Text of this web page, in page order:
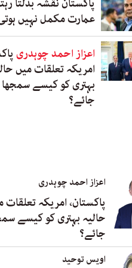
پاکستان نقشہ بدلتا
عمارت مکمل نہیں
اعزاز احمد چوہدری
امریکہ تعلقات میں
بہتری کو کیسے سمجھا
جائے؟
اعزاز احمد چوہدری
پاکستان، امریکہ تعلقات
حالیہ بہتری کو کیسے
جائے؟
اویس توحید